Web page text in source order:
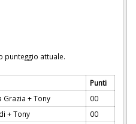
punteggio attuale.
Punti
Grazia + Tony
00
+ Tony
00